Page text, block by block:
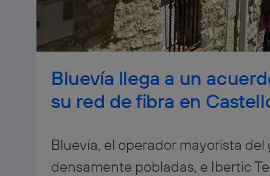
Bluevía llega a un
su red de fibra en
Bluevía, el operador mayorista
densamente pobladas, e Ibertic